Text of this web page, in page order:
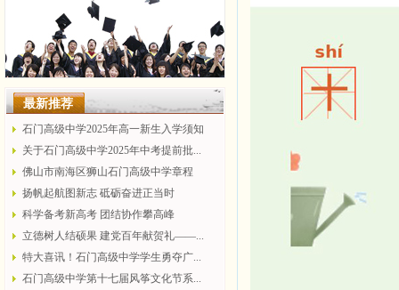
最新推荐
石门高级中学2025年高一新生入学须知
关于石门高级中学2025年中考提前批...
佛山市南海区狮山石门高级中学章程
扬帆起航图新志 砥砺奋进正当时
科学备考新高考 团结协作攀高峰
立德树人结硕果 建党百年献贺礼——...
特大喜讯！石门高级中学学生勇夺广...
石门高级中学第十七届风筝文化节系...